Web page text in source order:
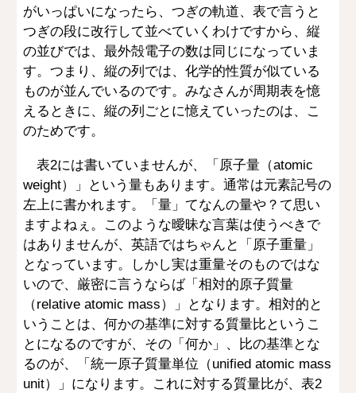
がいっぱいになったら、つぎの軌道、表で言うと
つぎの段に改行して並べていくわけですから、縦
の並びでは、最外殻電子の数は同じになっていま
す。つまり、縦の列では、化学的性質が似ている
ものが並んでいるのです。みなさんが周期表を憶
えるときに、縦の列ごとに憶えていったのは、こ
のためです。
表2には書いていませんが、「原子量（atomic
weight）」という量もあります。通常は元素記号の
左上に書かれます。「量」てなんの量や？て思い
ますよねぇ。このような曖昧な言葉は使うべきで
はありませんが、英語ではちゃんと「原子重量」
となっています。しかし実は重量そのものではな
いので、厳密に言うならば「相対的原子質量
（relative atomic mass）」となります。相対的と
いうことは、何かの基準に対する質量比というこ
とになるのですが、その「何か」、比の基準とな
るのが、「統一原子質量単位（unified atomic mass
unit）」になります。これに対する質量比が、表2